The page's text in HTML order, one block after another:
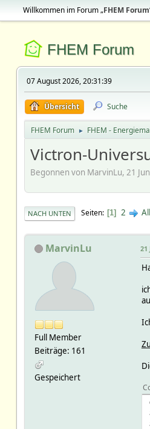
Willkommen im Forum „FHEM Forum
FHEM Forum
07 August 2026, 20:31:39
Übersicht Suche
FHEM Forum ► FHEM -
Victron-
Begonnen von MarvinLu, 21
NACH UNTEN Seiten 1 2
MarvinLu
Full Member
Beiträge: 161
Gespeichert
21